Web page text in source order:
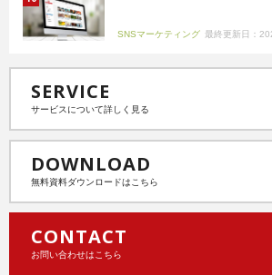
SNSマーケティング 最終更新日：
SERVICE
サービスについて詳しく見る
DOWNLOAD
無料資料ダウンロードはこちら
CONTACT
お問い合わせはこちら